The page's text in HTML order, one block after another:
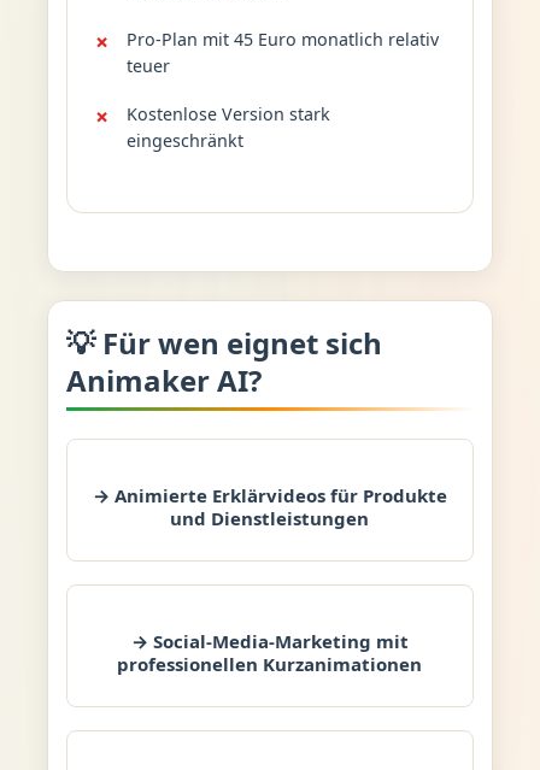
Pro-Plan mit 45 Euro monatlich relativ
teuer
Kostenlose Version stark
eingeschränkt
💡 Für wen eignet sich
Animaker AI?
→ Animierte Erklärvideos für Produkte
und Dienstleistungen
→ Social-Media-Marketing mit
professionellen Kurzanimationen